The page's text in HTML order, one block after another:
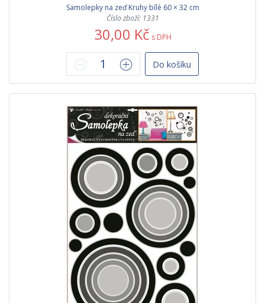
Samolepky na zeď Kruhy bílé 60 × 32 cm
Číslo zboží: 1331
30,00 Kč s DPH
Do košíku